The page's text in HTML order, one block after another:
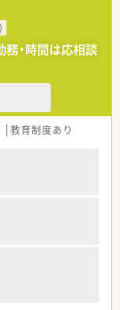
・時間は応相談
教育制度あり